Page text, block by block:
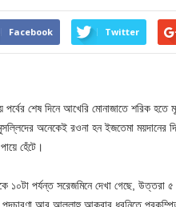
Facebook Twitter
পর্বের শেষ দিনে আখেরি মোনাজাতে শরিক
অনেকেই রওনা হন ইজতেমা ময়দানের
হেঁটে।
১০টা পর্যন্ত সরেজমিনে দেখা গেছে, উত্তরা